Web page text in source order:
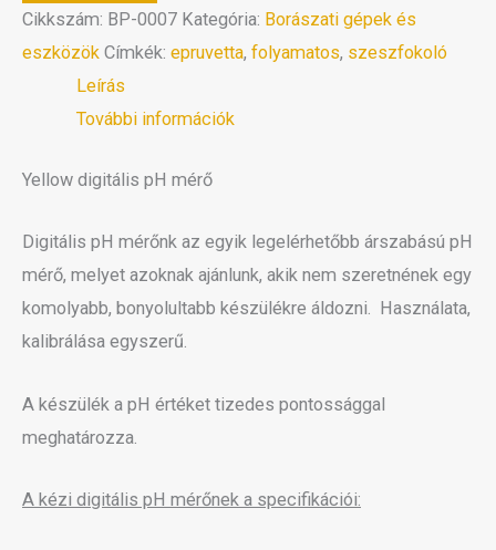
Cikkszám: BP-0007 Kategória: Borászati gépek és
eszközök Címkék: epruvetta, folyamatos, szeszfokoló
Leírás
További információk
Yellow digitális pH mérő
Digitális pH mérőnk az egyik legelérhetőbb árszabású pH
mérő, melyet azoknak ajánlunk, akik nem szeretnének egy
komolyabb, bonyolultabb készülékre áldozni. Használata,
kalibrálása egyszerű.
A készülék a pH értéket tizedes pontossággal
meghatározza.
A kézi digitális pH mérőnek a specifikációi: